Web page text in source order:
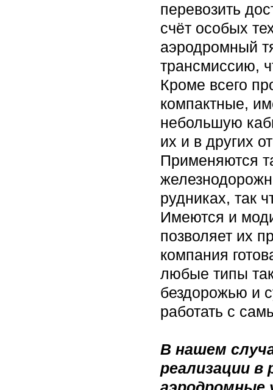
перевозить
счёт особых
аэродромный
трансмиссию,
Кроме всего
компактные,
небольшую
их и в других
Применяются
рудниках, так
Имеются и
позволяет их
компания
любые типы
бездорожью и
работать с
В нашем
реализации в